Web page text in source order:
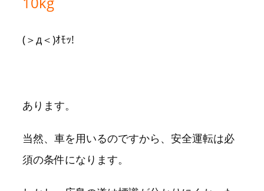
(＞д＜)ｵﾓｯ!
あります。
当然、車を用いるのですから、安全運転は必
須の条件になります。